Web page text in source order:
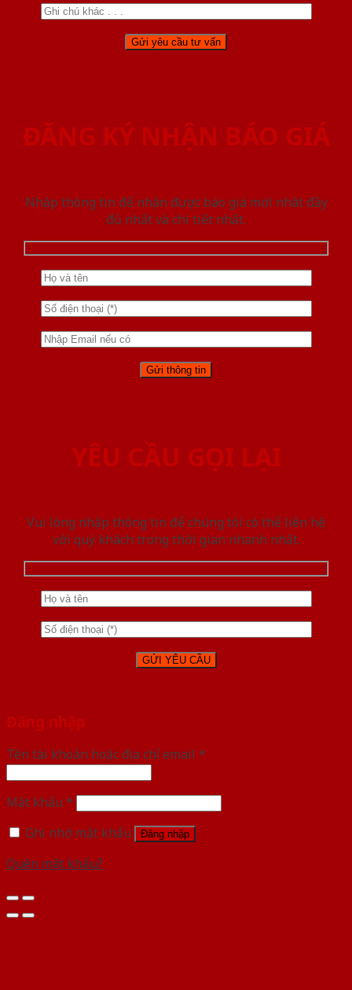
ĐĂNG KÝ NHẬN BÁO GIÁ
Nhập thông tin để nhận được báo giá mới nhât đầy
đủ nhất và chi tiết nhất.
YÊU CẦU GỌI LẠI
Vui lòng nhập thông tin để chúng tôi có thể liên hệ
với quý khách trong thời gian nhanh nhất.
Đăng nhập
Tên tài khoản hoặc địa chỉ email *
Mật khẩu *
Ghi nhớ mật khẩu
Đăng nhập
Quên mật khẩu?